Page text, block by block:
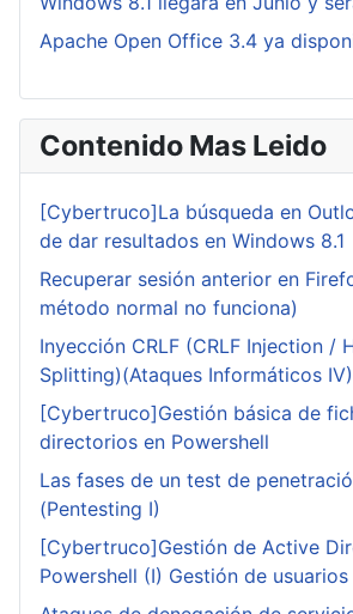
Apache Open Office 3.4 ya
Contenido Mas Leido
[Cybertruco]La búsqueda en
de dar resultados en Windows 8.1
Recuperar sesión anterior en
método normal no funciona)
Inyección CRLF (CRLF Injection /
Splitting)(Ataques Informáticos IV)
[Cybertruco]Gestión básica de
directorios en Powershell
Las fases de un test de
(Pentesting I)
[Cybertruco]Gestión de Active
Powershell (I) Gestión de